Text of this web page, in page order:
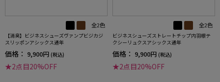
全2色
【消臭】ビジネスシューズヴァンプビジカジ
スリッポンアシックス通年
価格： 9,900円 (税込)
★2点目20%OFF
全2色
ビジネスシューズストレートチップ内羽根テ
クシーリュクスアシックス通年
価格： 9,900円 (税込)
★2点目20%OFF